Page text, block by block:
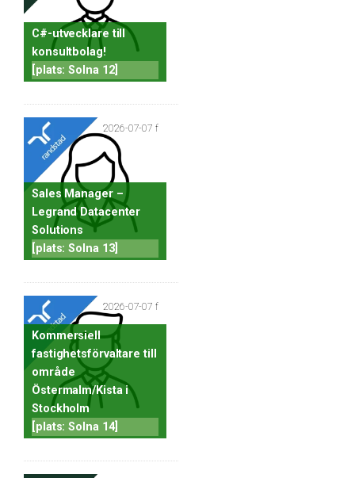
C#-utvecklare till
konsultbolag!
[plats: Solna 12]
2026-07-07 f
Sales Manager –
Legrand Datacenter
Solutions
[plats: Solna 13]
2026-07-07 f
Kommersiell
fastighetsförvaltare till
område
Östermalm/Kista i
Stockholm
[plats: Solna 14]